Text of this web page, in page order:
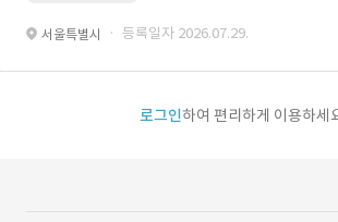
서울특별시 · 등록일자 2026.07.29.
로그인하여 편리하게 이용하세